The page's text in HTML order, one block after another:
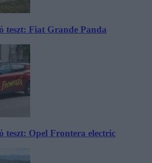
teszt: Fiat Grande Panda
teszt: Opel Frontera electric